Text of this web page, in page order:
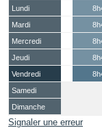
Lundi
Mardi
Mercredi
Jeudi
Vendredi
Samedi
Dimanche
Signaler une erreur